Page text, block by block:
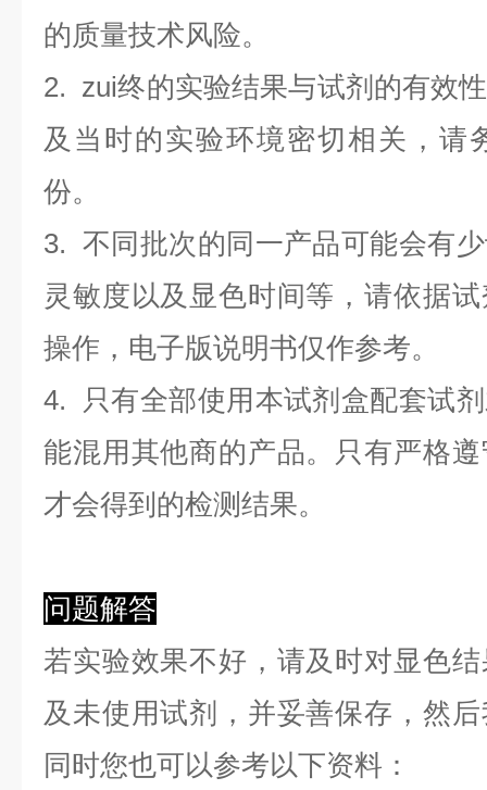
的质量技术风险。
2. zui终的实验结果与试剂的有效
及当时的实验环境密切相关，请
份。
3. 不同批次的同一产品可能会有
灵敏度以及显色时间等，请依据
操作，电子版说明书仅作参考。
4. 只有全部使用本试剂盒配套试
能混用其他商的产品。只有严格
才会得到的检测结果。
问题解答
若实验效果不好，请及时对显色
及未使用试剂，并妥善保存，然
同时您也可以参考以下资料：